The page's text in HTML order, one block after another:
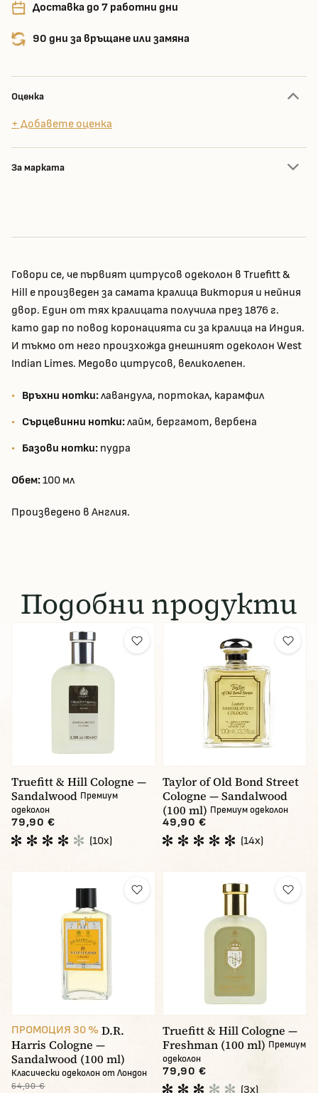
Доставка до 7 работни дни
90 дни за връщане или замяна
Оценка
+ Добавете оценка
За марката
Говори се, че първият цитрусов одеколон в Truefitt &
Hill е произведен за самата кралица Виктория и нейния
двор. Един от тях кралицата получила през 1876 г.
като дар по повод коронацията си за кралица на Индия.
И тъкмо от него произхожда днешният одеколон West
Indian Limes. Медово цитрусов, великолепен.
Връхни нотки:лавандула, портокал, карамфил
Сърцевинни нотки:лайм, бергамот, вербена
Базови нотки: пудра
Обем:100 мл
Произведено в Англия.
Подобни продукти
Truefitt & Hill Cologne —
Sandalwood Премиум
одеколон
79,90 €
(10x)
Taylor of Old Bond Street
Cologne — Sandalwood
(100 ml) Премиум одеколон
49,90 €
(14x)
ПРОМОЦИЯ 30 % D.R.
Harris Cologne —
Sandalwood (100 ml)
Класически одеколон от Лондон
64,90 €
Truefitt & Hill Cologne —
Freshman (100 ml) Премиум
одеколон
79,90 €
(3x)